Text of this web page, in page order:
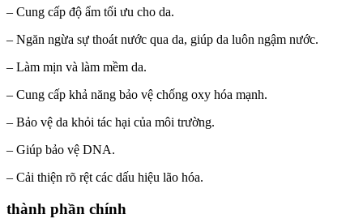
– Cung cấp độ ẩm tối ưu cho da.
– Ngăn ngừa sự thoát nước qua da, giúp da luôn ngậm nước.
– Làm mịn và làm mềm da.
– Cung cấp khả năng bảo vệ chống oxy hóa mạnh.
– Bảo vệ da khỏi tác hại của môi trường.
– Giúp bảo vệ DNA.
– Cải thiện rõ rệt các dấu hiệu lão hóa.
thành phần chính